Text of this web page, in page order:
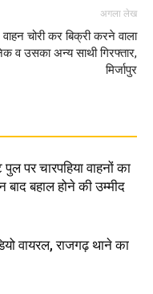
अगला लेख
वाहन चोरी कर बिक्री करने वाला
व उसका अन्य साथी गिरफ्तार,
मिर्जापुर
पर चारपहिया वाहनों का
बहाल होने की उम्मीद
वायरल, राजगढ़ थाने का